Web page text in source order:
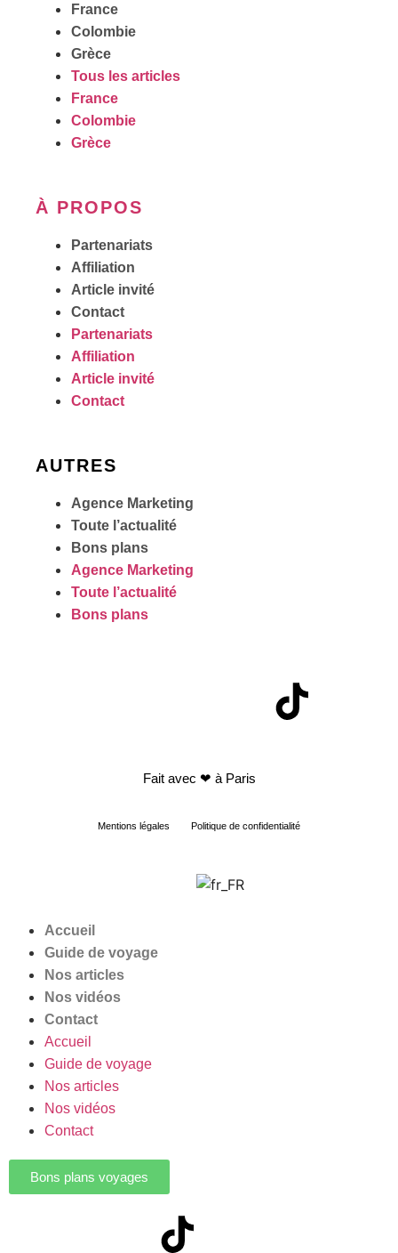
France
Colombie
Grèce
Tous les articles
France
Colombie
Grèce
À PROPOS
Partenariats
Affiliation
Article invité
Contact
Partenariats
Affiliation
Article invité
Contact
AUTRES
Agence Marketing
Toute l’actualité
Bons plans
Agence Marketing
Toute l’actualité
Bons plans
Fait avec ❤ à Paris
Mentions légales Politique de confidentialité
Accueil
Guide de voyage
Nos articles
Nos vidéos
Contact
Accueil
Guide de voyage
Nos articles
Nos vidéos
Contact
Bons plans voyages